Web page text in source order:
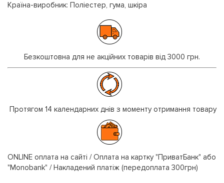
Країна-виробник: Поліестер, гума, шкіра
Безкоштовна для не акційних товарів від 3000 грн.
Протягом 14 календарних днів з моменту отримання товару
ONLINE оплата на сайті / Оплата на картку "ПриватБанк" або
"Monobank" / Накладений платіж (передоплата 300грн)